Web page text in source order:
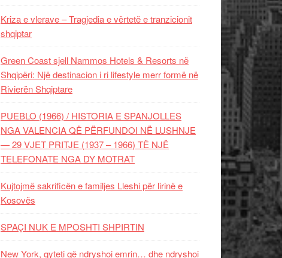
Kriza e vlerave – Tragjedia e vërtetë e tranzicionit
shqiptar
Green Coast sjell Nammos Hotels & Resorts në
Shqipëri: Një destinacion i ri lifestyle merr formë në
Rivierën Shqiptare
PUEBLO (1966) / HISTORIA E SPANJOLLES
NGA VALENCIA QË PËRFUNDOI NË LUSHNJE
— 29 VJET PRITJE (1937 – 1966) TË NJË
TELEFONATE NGA DY MOTRAT
Kujtojmë sakrificën e familjes Lleshi për lirinë e
Kosovës
SPAÇI NUK E MPOSHTI SHPIRTIN
New York, qyteti që ndryshoi emrin… dhe ndryshoi